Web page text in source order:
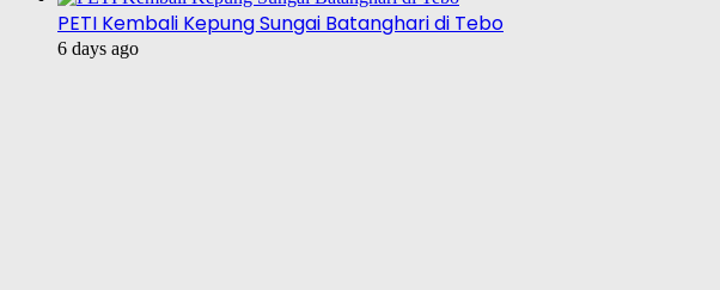
PETI Kembali Kepung Sungai Batanghari di Tebo
6 days ago